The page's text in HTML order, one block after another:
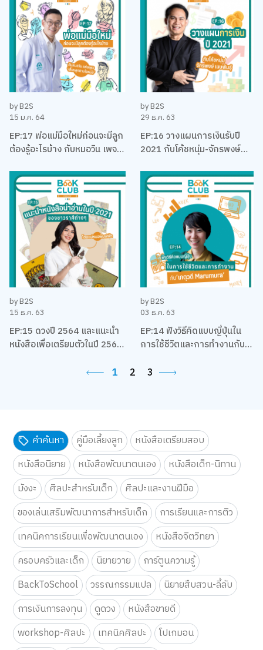
by B2S
15 ม.ค. 64
EP:17 พ่อแม่มือใหม่ก่อนจะมีลูก
ต้องรู้อะไรบ้าง กับหมอวิน เพจ
by B2S
29 ธ.ค. 63
EP:16 วางแผนการเงินรับปี
2021 กับโค้ชหนุ่ม-จักรพงษ์
by B2S
15 ธ.ค. 63
EP:15 ดวงปี 2564 และแนะนำ
หนังสือเพื่อเตรียมตัวในปี 2564
by B2S
03 ธ.ค. 63
EP:14 ฟังวิธีคิดแบบญี่ปุ่นใน
การใช้ชีวิตและการทำงานกับ
1 2 3
คำค้นหา คู่มือเลี้ยงลูก
หนังสือเตรียมสอบ
หนังสือนิยาย
หนังสือพัฒนาตนเอง
หนังสือเด็ก-นิทาน
มังงะ
ศิลปะสำหรับเด็ก
ศิลปะและงานฝีมือ
ของเล่นเสริมพัฒนาการสำหรับเด็ก
การเรียนและการติว
เทคนิคการเรียนเพื่อพัฒนาตนเอง
หนังสือจิตวิทยา
ครอบครัวและเด็ก
นิยายวาย
การ์ตูนความรู้
BackToSchool
วรรณกรรมแปล
นิยายสืบสวน-ลี้ลับ
การเงินการลงทุน
ดูดวง
หนังสือขายดี
workshop-ศิลปะ
เทคนิคศิลปะ
โปเกมอน